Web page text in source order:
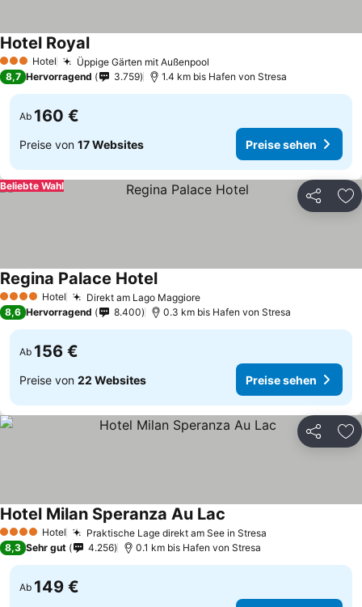
3 SterneHotel Üppige Gärten mit Außenpool
Hotel Royal
8,7 Hervorragend 3.759 1.4 km bis Hafen von Stresa
Ab 160 €
Preise von 17 Websites Preise sehen
Teilen
Beliebte Wahl
4 Sterne Hotel Direkt am Lago Maggiore
Regina Palace Hotel
8,6 Hervorragend 8.400 0.3 km bis Hafen von Stresa
Ab 156 €
Preise von 22 Websites Preise sehen
Teilen
4 Sterne Hotel Praktische Lage direkt am See in Stresa
Hotel Milan Speranza Au Lac
8,3 Sehr gut 4.256 0.1 km bis Hafen von Stresa
Ab 149 €